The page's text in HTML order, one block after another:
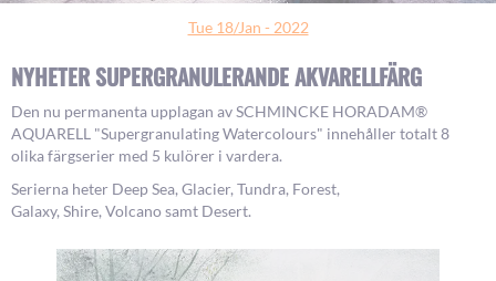
Tue 18/Jan - 2022
NYHETER SUPERGRANULERANDE AKVARELLFÄRG
Den nu permanenta upplagan av SCHMINCKE HORADAM®
AQUARELL "Supergranulating Watercolours" innehåller totalt 8
olika färgserier med 5 kulörer i vardera.
Serierna heter Deep Sea, Glacier, Tundra, Forest,
Galaxy, Shire, Volcano samt Desert.